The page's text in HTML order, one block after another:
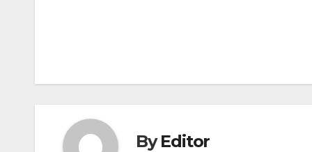
ByEditor